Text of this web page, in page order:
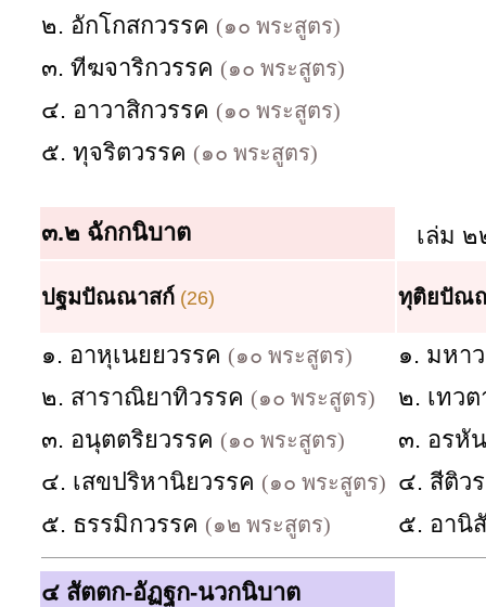
๒. อักโกสกวรรค (๑๐ พระสูตร)
๓. ทีฆจาริกวรรค (๑๐ พระสูตร)
๔. อาวาสิกวรรค (๑๐ พระสูตร)
๕. ทุจริตวรรค (๑๐ พระสูตร)
๓.๒ ฉักกนิบาต เล่ม ๒
ปฐมปัณณาสก์ (26) ทุติยปัณ
๑. อาหุเนยยวรรค (๑๐ พระสูตร)
๑. มหา
๒. สาราณิยาทิวรรค (๑๐ พระสูตร)
๒. เทว
๓. อนุตตริยวรรค (๑๐ พระสูตร)
๓. อรหั
๔. เสขปริหานิยวรรค (๑๐ พระสูตร) ๔. สีติว
๕. ธรรมิกวรรค (๑๒ พระสูตร) ๕. อานิ
๔ สัตตก-อัฏฐก-นวกนิบาต